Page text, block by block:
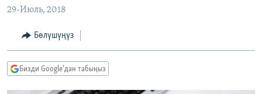
ЭКОНОМИКА
МАДАНИЯТ
БОРБОР АЗИЯ
АТАЙЫН ИЛИКТӨӨ
ТВ ПРОГРАММАЛАР
ЭКСПЕРТТЕР ТАЛДАЙТ
ӨЗГӨЧӨ ПИКИР
29-Июль, 2018
Бөлүшүңүз
Бизди Google'дан табыңыз